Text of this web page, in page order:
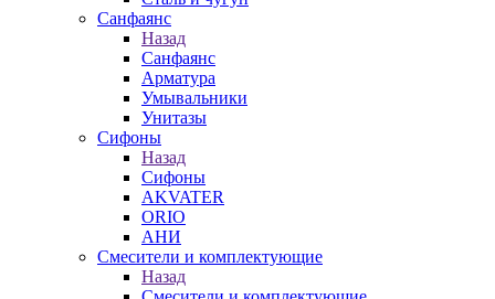
Санфаянс
Назад
Санфаянс
Арматура
Умывальники
Унитазы
Сифоны
Назад
Сифоны
AKVATER
ORIO
АНИ
Смесители и комплектующие
Назад